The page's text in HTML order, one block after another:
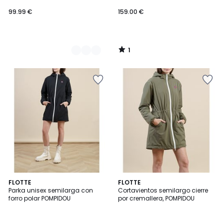
99.99 €
159.00 €
1
/
FLOTTE
Parka unisex semilarga con
forro polar POMPIDOU
5
/
5
FLOTTE
Cortavientos semilargo cierre
por cremallera, POMPIDOU